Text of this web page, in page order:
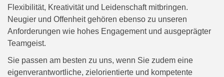
Flexibilität, Kreativität und Leidenschaft mitbringen.
Neugier und Offenheit gehören ebenso zu unseren
Anforderungen wie hohes Engagement und ausgeprägter
Teamgeist.
Sie passen am besten zu uns, wenn Sie zudem eine
eigenverantwortliche, zielorientierte und kompetente